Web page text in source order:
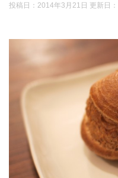
投稿日：2014年3月21日 更新日：